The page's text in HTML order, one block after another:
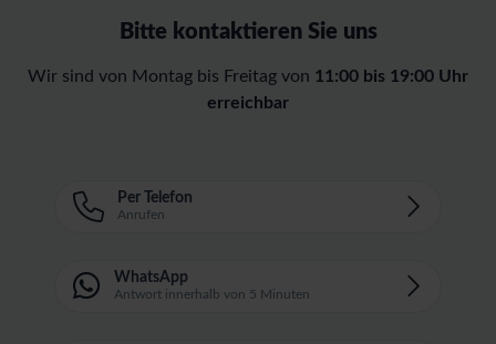
Bitte kontaktieren Sie uns
Wir sind von Montag bis Freitag von 11:00 bis 19:00 Uhr
erreichbar
Per Telefon
Anrufen
WhatsApp
Antwort innerhalb von 5 Minuten